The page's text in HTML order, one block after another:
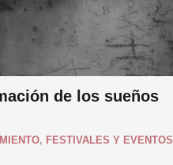
de los sueños
, FESTIVALES Y EVENTOS